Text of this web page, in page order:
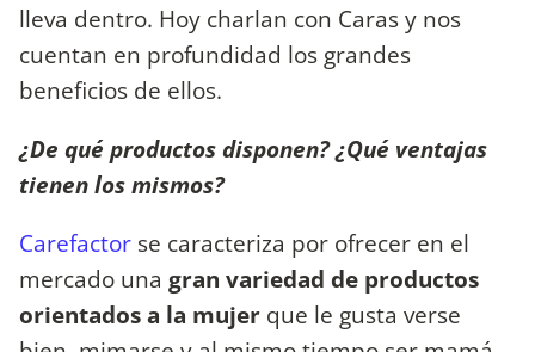
lleva dentro. Hoy charlan con Caras y nos
cuentan en profundidad los grandes
beneficios de ellos.
¿De qué productos disponen? ¿Qué ventajas
tienen los mismos?
Carefactor se caracteriza por ofrecer en el
mercado una gran variedad de productos
orientados a la mujer que le gusta verse